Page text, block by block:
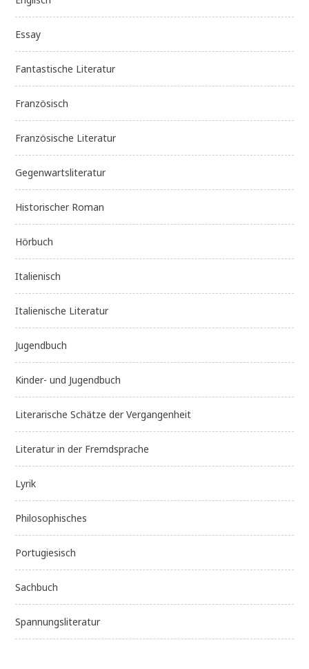
Essay
Fantastische Literatur
Französisch
Französische Literatur
Gegenwartsliteratur
Historischer Roman
Hörbuch
Italienisch
Italienische Literatur
Jugendbuch
Kinder- und Jugendbuch
Literarische Schätze der Vergangenheit
Literatur in der Fremdsprache
Lyrik
Philosophisches
Portugiesisch
Sachbuch
Spannungsliteratur